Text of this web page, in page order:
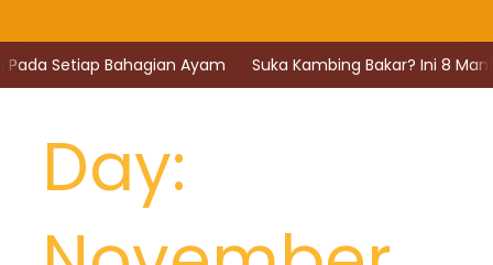
Setiap Bahagian Ayam Suka Kambing Bakar? Ini 8
Day: